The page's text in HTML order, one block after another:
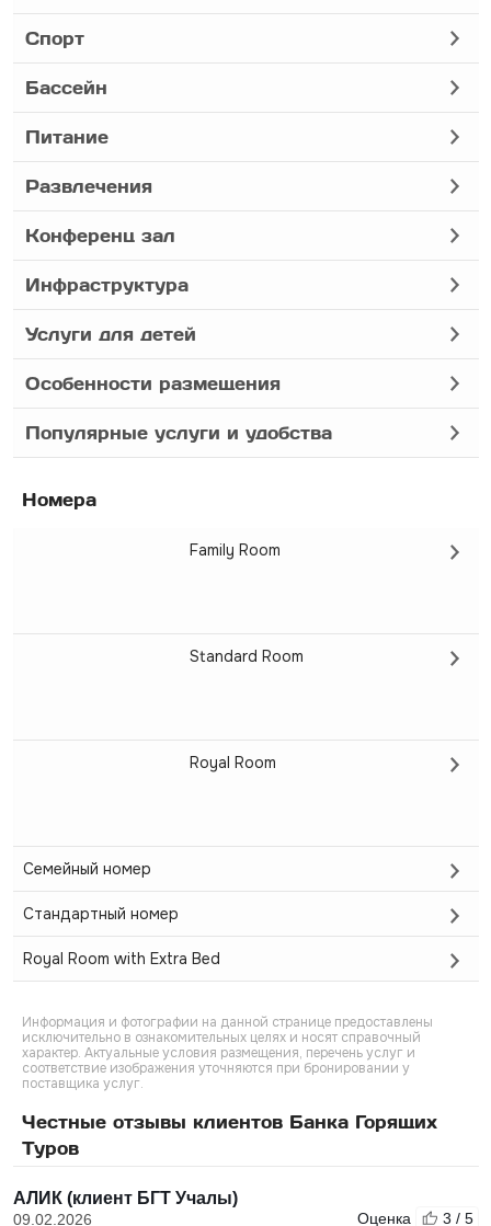
Спорт
Бассейн
Питание
Развлечения
Конференц зал
Инфраструктура
Услуги для детей
Особенности размещения
Популярные услуги и удобства
Номера
Family Room
Standard Room
Royal Room
Семейный номер
Стандартный номер
Royal Room with Extra Bed
Информация и фотографии на данной странице предоставлены
исключительно в ознакомительных целях и носят справочный
характер. Актуальные условия размещения, перечень услуг и
соответствие изображения уточняются при бронировании у
поставщика услуг.
Честные отзывы клиентов Банка Горящих
Туров
АЛИК (клиент БГТ Учалы)
09.02.2026 Оценка 3 / 5